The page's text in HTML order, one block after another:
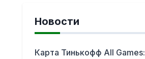
Новости
Карта Тинькофф All Games: